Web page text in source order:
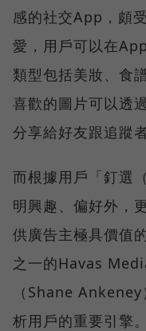
感的社交App，頗
愛，用戶可以在
類型包括美妝、食
喜歡的圖片可以透
分享給好友跟追蹤者
而根據用戶「釘選
明興趣、偏好外，
供廣告主極具價值
之一的Havas
（Shane
析用戶的重要引擎。